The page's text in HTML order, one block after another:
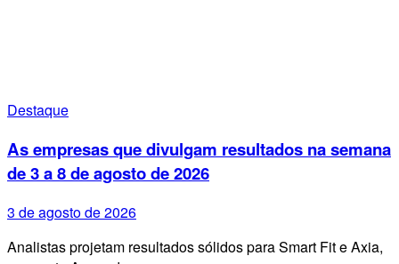
Destaque
As empresas que divulgam resultados na semana
de 3 a 8 de agosto de 2026
3 de agosto de 2026
Analistas projetam resultados sólidos para Smart Fit e Axia,